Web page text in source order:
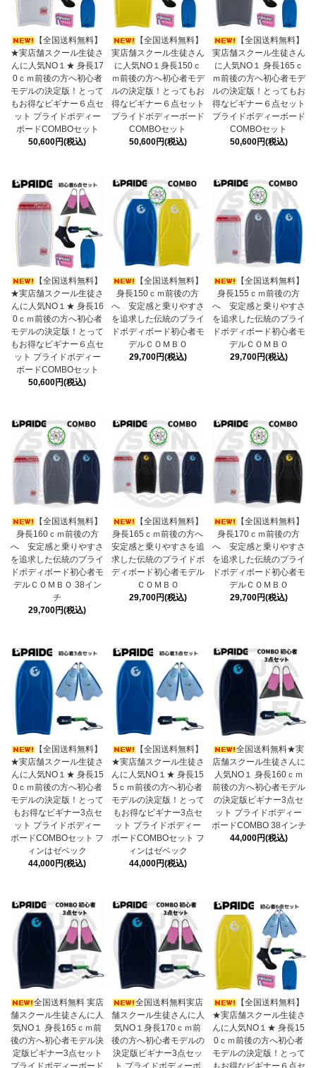
【全国送料無料】
★実店舗スクール生徒さ
んに人気NO１★ 身長17
0ｃｍ前後の方へ初心者
モデルの決定版！とって
もお得なビギナー６点セ
ット プライドボディー
ボードCOMBOセット
50,600円(税込)
【全国送料無料】
実店舗スクール生徒さん
に人気NO１身長150ｃ
ｍ前後の方へ初心者モデ
ルの決定版！とってもお
得なビギナー６点セット
プライドボディーボード
COMBOセット
50,600円(税込)
【全国送料無料】
実店舗スクール生徒さん
に人気NO１ 身長165ｃ
ｍ前後の方へ初心者モデ
ルの決定版！とってもお
得なビギナー６点セット
プライドボディーボード
COMBOセット
50,600円(税込)
【全国送料無料】
★実店舗スクール生徒さ
んに人気NO１★ 身長16
0ｃｍ前後の方へ初心者
モデルの決定版！とって
もお得なビギナー６点セ
ット プライドボディー
ボードCOMBOセット
50,600円(税込)
【全国送料無料】
身長150ｃｍ前後の方
へ 安定感と乗りやすさ
を追求した伝統のプライ
ドボディボード初心者モ
デルＣＯＭＢＯ
29,700円(税込)
【全国送料無料】
身長155ｃｍ前後の方
へ 安定感と乗りやすさ
を追求した伝統のプライ
ドボディボード初心者モ
デルＣＯＭＢＯ
29,700円(税込)
【全国送料無料】
身長160ｃｍ前後の方
へ 安定感と乗りやすさ
を追求した伝統のプライ
ドボディボード初心者モ
デルＣＯＭＢＯ 38イン
チ
29,700円(税込)
【全国送料無料】
身長165ｃｍ前後の方へ
安定感と乗りやすさを追
求した伝統のプライドボ
ディボード初心者モデル
ＣＯＭＢＯ
29,700円(税込)
【全国送料無料】
身長170ｃｍ前後の方
へ 安定感と乗りやすさ
を追求した伝統のプライ
ドボディボード初心者モ
デルＣＯＭＢＯ
29,700円(税込)
【全国送料無料】
★実店舗スクール生徒さ
んに人気NO１★ 身長15
0ｃｍ前後の方へ初心者
モデルの決定版！とって
もお得なビギナー3点セ
ット プライドボディー
ボードCOMBOセット フ
ィンはゼベック
44,000円(税込)
【全国送料無料】
★実店舗スクール生徒さ
んに人気NO１★ 身長15
5ｃｍ前後の方へ初心者
モデルの決定版！とって
もお得なビギナー3点セ
ット プライドボディー
ボードCOMBOセット フ
ィンはゼベック
44,000円(税込)
全国送料無料★実
店舗スクール生徒さんに
人気NO１ 身長160ｃｍ
前後の方へ初心者モデル
の決定版ビギナー3点セ
ット プライドボディー
ボードCOMBO 38インチ
44,000円(税込)
全国送料無料 実店
舗スクール生徒さんに人
気NO１ 身長165ｃｍ前
後の方へ初心者モデル決
定版ビギナー3点セット
プライドボディーボード
全国送料無料実店
舗スクール生徒さんに人
気NO１身長170ｃｍ前
後の方へ初心者モデルの
決定版ビギナー3点セッ
ト プライドボディーボ
【全国送料無料】
★実店舗スクール生徒さ
んに人気NO１★ 身長15
0ｃｍ前後の方へ初心者
モデルの決定版！とって
もお得なビギナー６点セ